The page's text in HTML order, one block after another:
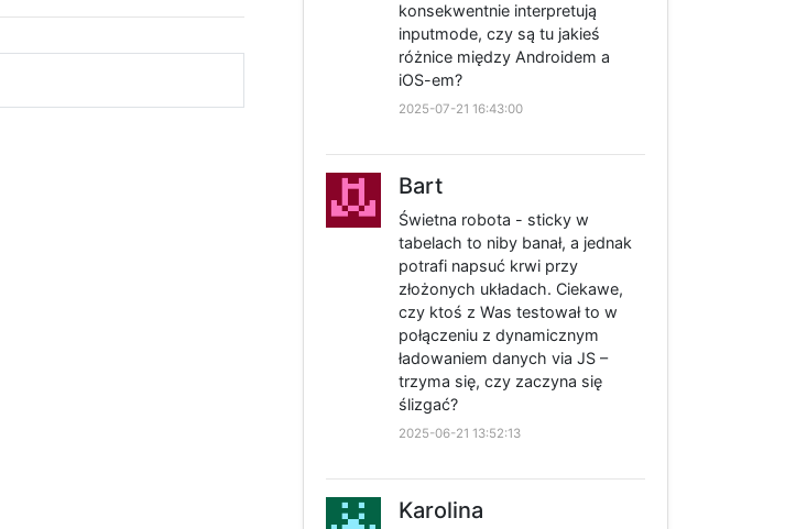
konsekwentnie interpretują
inputmode, czy są tu jakieś
różnice między Androidem a
iOS-em?
2025-07-21 16:43:00
Bart
Świetna robota - sticky w
tabelach to niby banał, a jednak
potrafi napsuć krwi przy
złożonych układach. Ciekawe,
czy ktoś z Was testował to w
połączeniu z dynamicznym
ładowaniem danych via JS –
trzyma się, czy zaczyna się
ślizgać?
2025-06-21 13:52:13
Karolina